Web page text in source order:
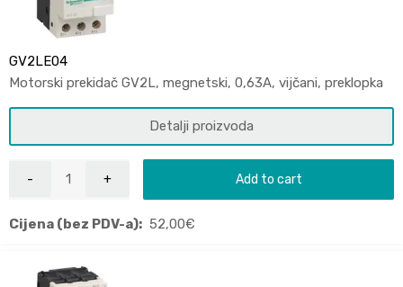
GV2LE04
Motorski prekidač GV2L, megnetski, 0,63A, vijčani, preklopka
Detalji proizvoda
Add to cart
Cijena (bez PDV-a): 52,00€